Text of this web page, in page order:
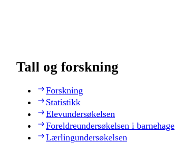
Tall og forskning
Forskning
Statistikk
Elevundersøkelsen
Foreldreundersøkelsen i barnehage
Lærlingundersøkelsen